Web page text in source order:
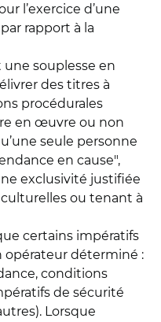
l’exercice d’une
rapport à la
souplesse en
des titres à
procédurales
en œuvre ou non
seule personne
en cause",
exclusivité justifiée
ou tenant à
certains impératifs
opérateur déterminé :
conditions
de sécurité
Lorsque